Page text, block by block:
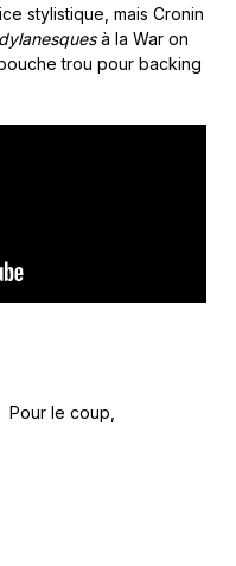
stylistique, mais Cronin
dylanesquesà la War on
trou pour backing
Pour le coup,